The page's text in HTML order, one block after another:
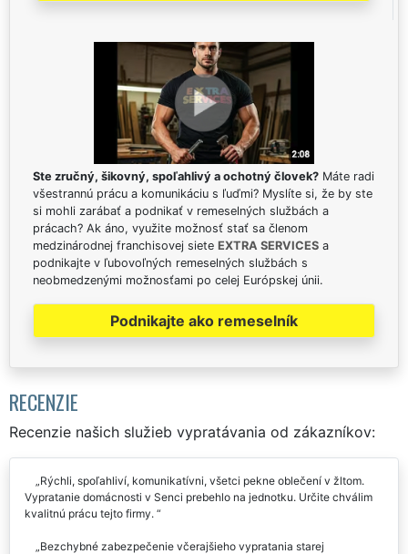
Ste zručný, šikovný, spoľahlivý a ochotný človek? Máte radi
všestrannú prácu a komunikáciu s ľuďmi? Myslíte si, že by ste
si mohli zarábať a podnikať v remeselných službách a
prácach? Ak áno, využite možnosť stať sa členom
medzinárodnej franchisovej siete EXTRA SERVICES a
podnikajte v ľubovoľných remeselných službách s
neobmedzenými možnosťami po celej Európskej únii.
Podnikajte ako remeselník
RECENZIE
Recenzie našich služieb vypratávania od zákazníkov:
Rýchli, spoľahliví, komunikatívni, všetci pekne oblečení v žltom.
Vypratanie domácnosti v Senci prebehlo na jednotku. Určite chválim
kvalitnú prácu tejto firmy.
Bezchybné zabezpečenie včerajšieho vypratania starej